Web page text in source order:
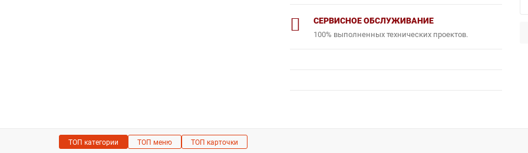
СЕРВИСНОЕ ОБСЛУЖИВАНИЕ
100% выполненных технических проектов.
ТОП категории ТОП меню ТОП карточки